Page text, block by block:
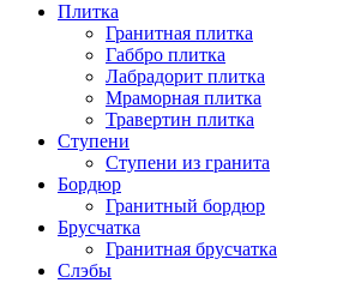
Плитка
Гранитная плитка
Габбро плитка
Лабрадорит плитка
Мраморная плитка
Травертин плитка
Ступени
Ступени из гранита
Бордюр
Гранитный бордюр
Брусчатка
Гранитная брусчатка
Слэбы